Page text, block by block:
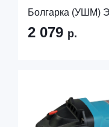
Болгарка (УШМ)
2 079 р.